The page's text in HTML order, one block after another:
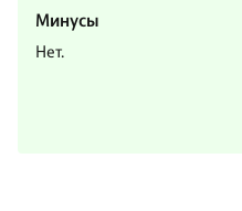
Минусы
Нет.